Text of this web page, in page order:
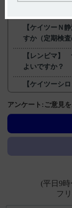
【ケイツーＮ
すか（定期検
【レンビマ】
よいですか？
【ケイツーシ
【ケイツーシ
アンケート:ご意見
(平日9
フ